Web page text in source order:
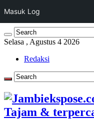
Selasa , Agustus 4 2026
Redaksi
Tajam &
Masuk Log